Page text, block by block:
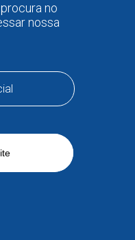
no
nossa